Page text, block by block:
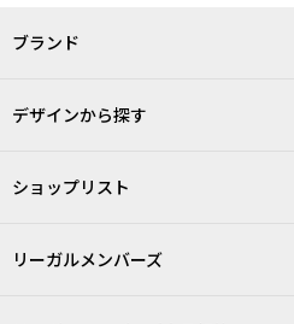
ブランド
デザインから探す
ショップリスト
リーガルメンバーズ